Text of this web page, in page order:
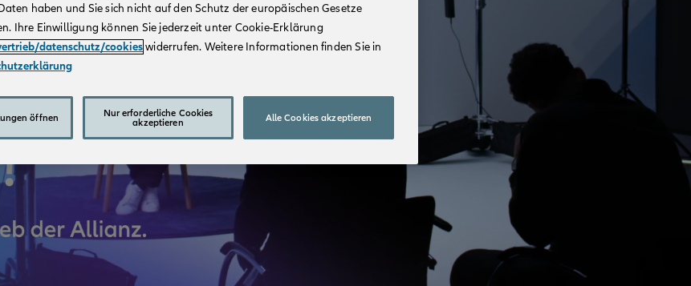
haben und Sie sich nicht auf den Schutz der europäischen Gesetze
Ihre Einwilligung können Sie jederzeit unter Cookie-Erklärung
datenschutz/cookieswiderrufen. Weitere Informationen finden Sie in
öffnen
Nur erforderliche Cookies
akzeptieren
Alle Cookies akzeptieren